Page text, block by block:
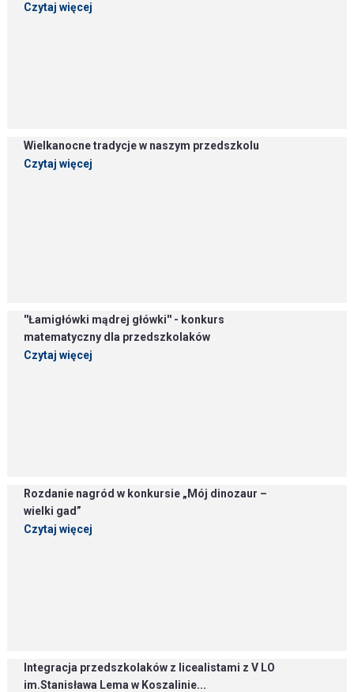
Czytaj więcej
Wielkanocne tradycje w naszym przedszkolu
Czytaj więcej
''Łamigłówki mądrej główki'' - konkurs
matematyczny dla przedszkolaków
Czytaj więcej
Rozdanie nagród w konkursie „Mój dinozaur –
wielki gad”
Czytaj więcej
Integracja przedszkolaków z licealistami z V LO
im.Stanisława Lema w Koszalinie...